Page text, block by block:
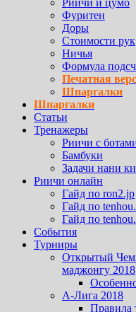
Риичи и цумо
Фуритен
Доры
Стоимости рук
Ничья
Формула
Печатная
Шпаргалки
Шпаргалки
Статьи
Тренажеры
Риичи с
Бамбуки
Задачи нани
Риичи онлайн
Гайд по ron2.jp
Гайд по
Гайд по
События
Турниры
Открытый
маджонгу 2018
А-Лига 2018
Правила